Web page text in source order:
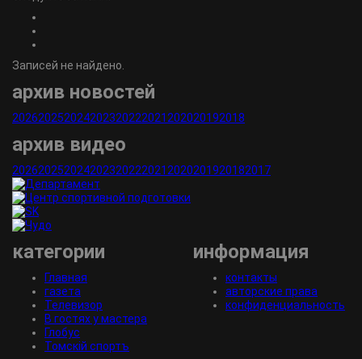
Записей не найдено.
архив новостей
202620252024202320222021 202020192018
архив видео
202620252024202320222021 2020201920182017
категории
Главная
газета
Телевизор
В гостях у мастера
Глобус
Томскiй спортъ
информация
контакты
авторские права
конфиденциальность